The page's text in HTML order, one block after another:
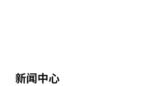
新闻中心